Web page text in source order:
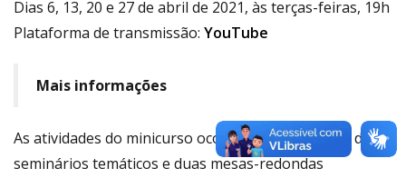
Dias 6, 13, 20 e 27 de abril de 2021, às terças-feiras, 19h
Plataforma de transmissão: YouTube
Mais informações
As atividades do minicurso ocorrerão por meio de dois
seminários temáticos e duas mesas-redondas